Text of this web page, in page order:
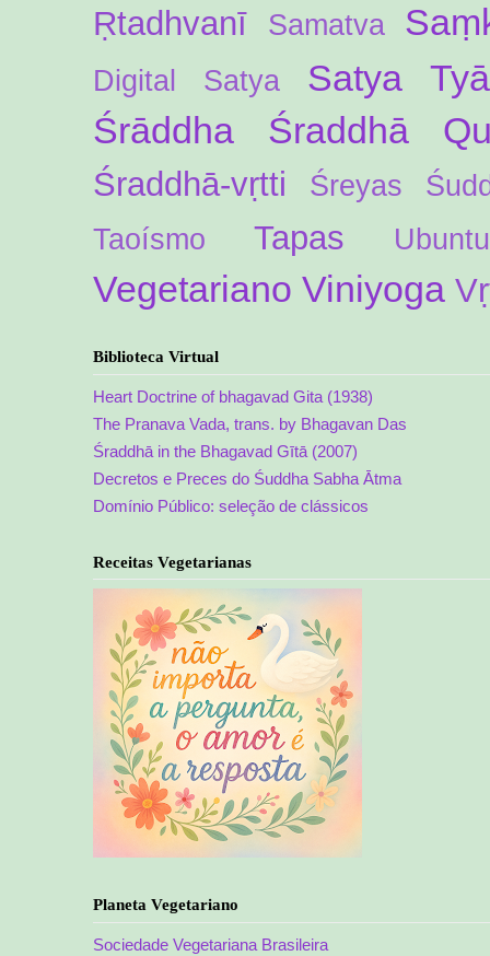
Ṛtadhvanī Samatva
Digital Satya
Satya
Śrāddha
Śraddhā
Śraddhā-vṛtti Śreyas
Taoísmo
Tapas Ubuntu
Vegetariano Viniyoga
Biblioteca Virtual
Heart Doctrine of bhagavad Gita (1938)
The Pranava Vada, trans. by Bhagavan Das
Śraddhā in the Bhagavad Gītā (2007)
Decretos e Preces do Śuddha Sabha Ātma
Domínio Público: seleção de clássicos
Receitas Vegetarianas
Planeta Vegetariano
Sociedade Vegetariana Brasileira